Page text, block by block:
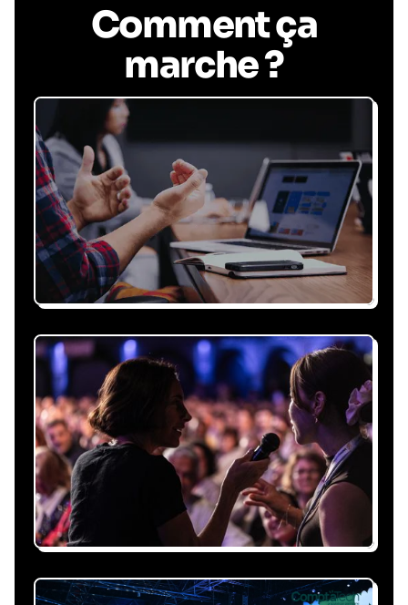
Comment ça
marche ?
Recevez une proposition
sous 24h
Expliquez-nous vos besoins, on vous répond
sous 24h avec une proposition
personnalisée, claire et adaptée à votre
événement et à vos contraintes.
Nous nous occupons de